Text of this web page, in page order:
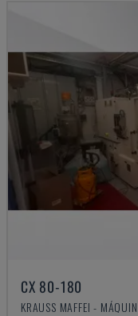
CX 80-180
KRAUSS MAFFEI -